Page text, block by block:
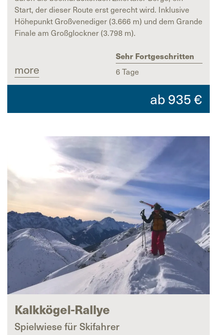
Start, der dieser Route erst gerecht wird. Inklusive
Höhepunkt Großvenediger (3.666 m) und dem Grande
Finale am Großglockner (3.798 m).
more
Sehr Fortgeschritten
6 Tage
ab935€
Kalkkögel-Rallye
Spielwiese für Skifahrer